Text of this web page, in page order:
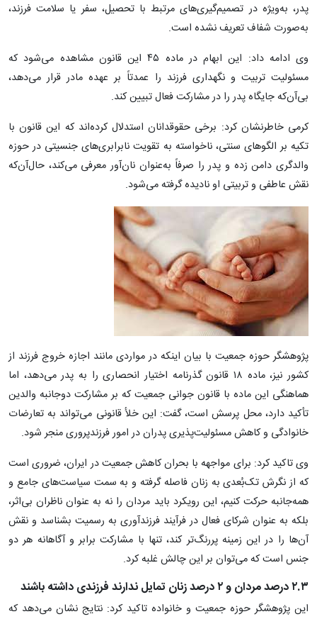
پدر، به‌ویژه در تصمیم‌گیری‌های مرتبط با تحصیل، سفر یا سلامت فرزند،
به‌صورت شفاف تعریف نشده است.
وی ادامه داد: این ابهام در ماده ۴۵ این قانون مشاهده می‌شود که
مسئولیت تربیت و نگهداری فرزند را عمدتاً بر عهده مادر قرار می‌دهد،
بی‌آن‌که جایگاه پدر را در مشارکت فعال تبیین کند.
کرمی خاطرنشان کرد: برخی حقوقدانان استدلال کرده‌اند که این قانون با
تکیه بر الگوهای سنتی، ناخواسته به تقویت نابرابری‌های جنسیتی در حوزه
والدگری دامن زده و پدر را صرفاً به‌عنوان نان‌آور معرفی می‌کند، حال‌آن‌که
نقش عاطفی و تربیتی او نادیده گرفته می‌شود.
پژوهشگر حوزه جمعیت با بیان اینکه در مواردی مانند اجازه خروج فرزند از
کشور نیز، ماده ۱۸ قانون گذرنامه اختیار انحصاری را به پدر می‌دهد، اما
هماهنگی این ماده با قانون جوانی جمعیت که بر مشارکت دوجانبه والدین
تأکید دارد، محل پرسش است، گفت: این خلأ قانونی می‌تواند به تعارضات
خانوادگی و کاهش مسئولیت‌پذیری پدران در امور فرزندپروری منجر شود.
وی تاکید کرد: برای مواجهه با بحران کاهش جمعیت در ایران، ضروری است
که از نگرش تک‌بُعدی به زنان فاصله گرفته و به سمت سیاست‌های جامع و
همه‌جانبه حرکت کنیم، این رویکرد باید مردان را نه به عنوان ناظران بی‌اثر،
بلکه به عنوان شرکای فعال در فرآیند فرزندآوری به رسمیت بشناسد و نقش
آن‌ها را در این زمینه پررنگ‌تر کند، تنها با مشارکت برابر و آگاهانه هر دو
جنس است که می‌توان بر این چالش غلبه کرد.
۲.۳ درصد مردان و ۲ درصد زنان تمایل ندارند فرزندی داشته باشند
این پژوهشگر حوزه جمعیت و خانواده تاکید کرد: نتایج نشان می‌دهد که